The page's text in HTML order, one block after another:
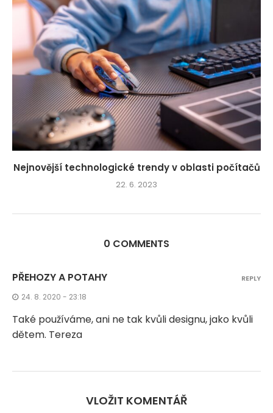
Nejnovější technologické trendy v oblasti počítačů
22. 6. 2023
0 COMMENTS
PŘEHOZY A POTAHY
24. 8. 2020 - 23:18
Také používáme, ani ne tak kvůli designu, jako kvůli
dětem. Tereza
REPLY
VLOŽIT KOMENTÁŘ